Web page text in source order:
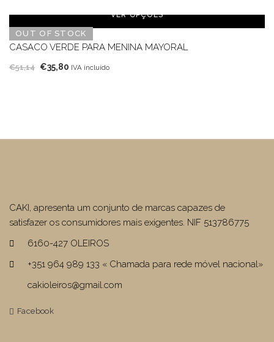
original
era:
€34,85.
atual
é:
€24,40.
OUT OF STOCK
VER OPÇÕES
CASACO VERDE PARA MENINA MAYORAL
€51,14 O
€35,80 O
IVA incluído
CAKI, apresenta um conjunto de marcas capazes de
satisfazer os consumidores mais exigentes. NIF 513786775
6160-427 OLEIROS
+351 964 989 133 « Chamada para rede móvel nacional»
cakioleiros@gmail.com
Facebook